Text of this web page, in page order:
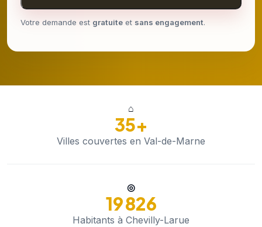
Votre demande est gratuite et sans engagement.
⌂
35+
Villes couvertes en Val-de-Marne
◎
19 826
Habitants à Chevilly-Larue